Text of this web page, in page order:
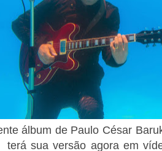
álbum de Paulo César
sua versão agora em